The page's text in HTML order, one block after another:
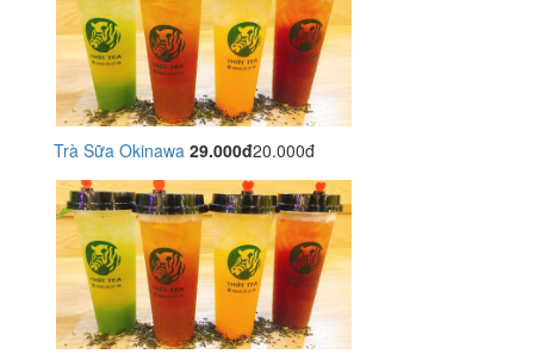
Trà Sữa Okinawa 29.000đ20.000đ